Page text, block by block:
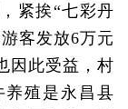
紧挨“七彩丹
客发放6万元
因此受益，村
养殖是永昌县